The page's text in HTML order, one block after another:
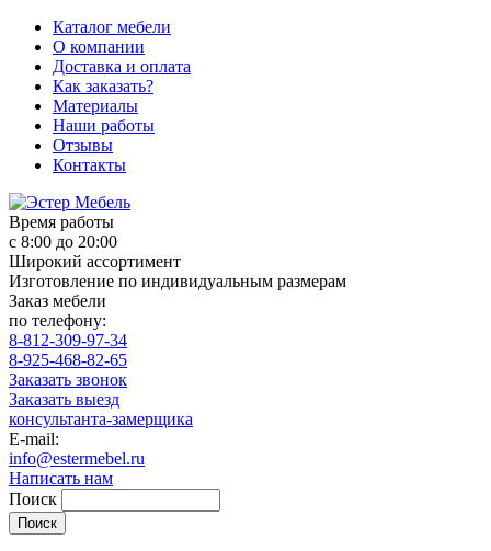
Каталог мебели
О компании
Доставка и оплата
Как заказать?
Материалы
Наши работы
Отзывы
Контакты
Время работы
с 8:00 до 20:00
Широкий ассортимент
Изготовление по индивидуальным размерам
Заказ мебели
по телефону:
8-812-309-97-34
8-925-468-82-65
Заказать звонок
Заказать выезд
консультанта-замерщика
E-mail:
info@estermebel.ru
Написать нам
Поиск